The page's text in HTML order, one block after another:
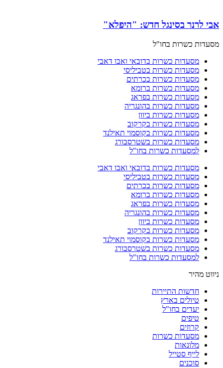
אבי לרנר בסינגל חדש: "היפלא"
מסעדות כשרות בחו"ל
מסעדות כשרות בדובאי ואבו דאבי
מסעדות כשרות בטביליסי
מסעדות כשרות בכרתים
מסעדות כשרות ברומא
מסעדות כשרות בפראג
מסעדות כשרות בהונגריה
מסעדות כשרות ביוון
מסעדות כשרות בקרקוב
מסעדות כשרות בקוסמוי תאילנד
מסעדות כשרות בשטרסבורג
למסעדות כשרות בחו"ל
מסעדות כשרות בדובאי ואבו דאבי
מסעדות כשרות בטביליסי
מסעדות כשרות בכרתים
מסעדות כשרות ברומא
מסעדות כשרות בפראג
מסעדות כשרות בהונגריה
מסעדות כשרות ביוון
מסעדות כשרות בקרקוב
מסעדות כשרות בקוסמוי תאילנד
מסעדות כשרות בשטרסבורג
למסעדות כשרות בחו"ל
ניווט מהיר
חדשות התיירות
טיולים בארץ
יעדים בחו"ל
טיפים
קרוזים
מסעדות כשרות
מלונאות
לייף סטייל
סוכנים